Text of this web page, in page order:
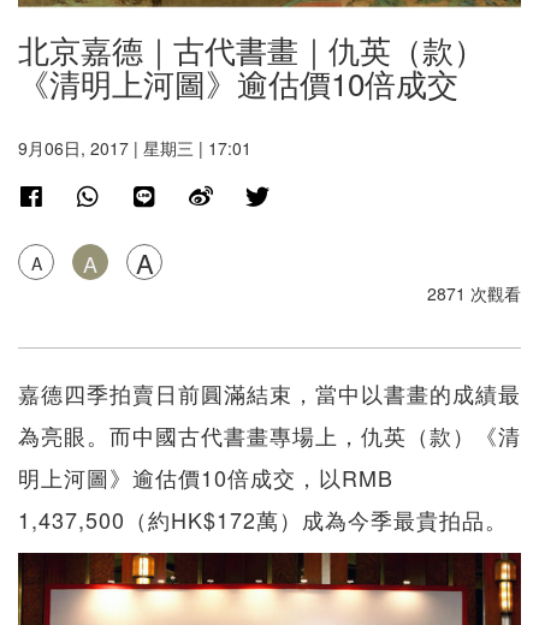
北京嘉德｜古代書畫｜仇英（款）
《清明上河圖》逾估價10倍成交
9月06日, 2017 | 星期三 | 17:01
A A A
2871 次觀看
嘉德四季拍賣日前圓滿結束，當中以書畫的成績最
為亮眼。而中國古代書畫專場上，仇英（款）《清
明上河圖》逾估價10倍成交，以RMB
1,437,500（約HK$172萬）成為今季最貴拍品。